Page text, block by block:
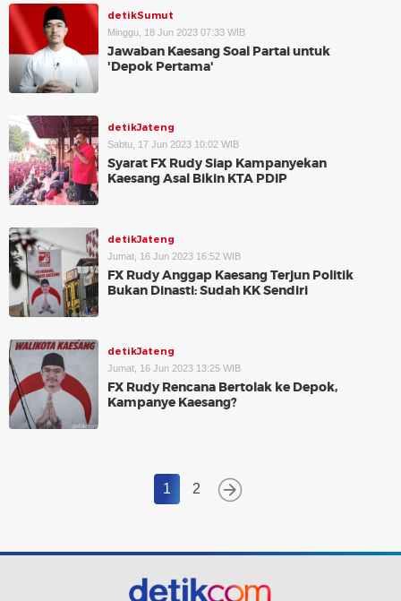
detikSumut
Minggu, 18 Jun 2023 07:33 WIB
Jawaban Kaesang Soal Partai untuk
'Depok Pertama'
detikJateng
Sabtu, 17 Jun 2023 10:02 WIB
Syarat FX Rudy Siap Kampanyekan
Kaesang Asal Bikin KTA PDIP
detikJateng
Jumat, 16 Jun 2023 16:52 WIB
FX Rudy Anggap Kaesang Terjun Politik
Bukan Dinasti: Sudah KK Sendiri
detikJateng
Jumat, 16 Jun 2023 13:25 WIB
FX Rudy Rencana Bertolak ke Depok,
Kampanye Kaesang?
1 2